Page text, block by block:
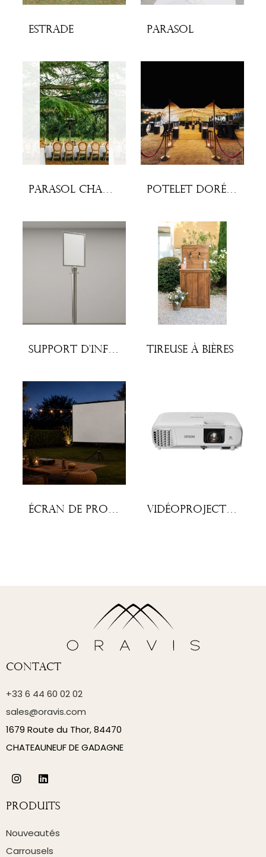
Estrade Parasol
Parasol chauffant Potelet doré Prestige
Support d’information Tireuse à bières
Écran de projection sur pied Vidéoprojecteur Epson EB FH-06 3500 Lumens
Contact
+33 6 44 60 02 02
sales@oravis.com
1679 Route du Thor, 84470
CHATEAUNEUF DE GADAGNE
Produits
Nouveautés
Carrousels